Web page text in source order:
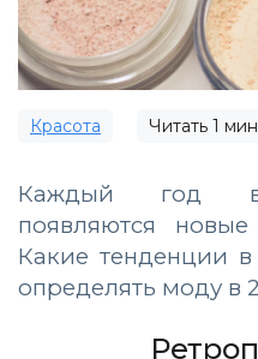
Красота Читать 1 мин
Каждый год в
появляются
Какие тенденции
определять моду в